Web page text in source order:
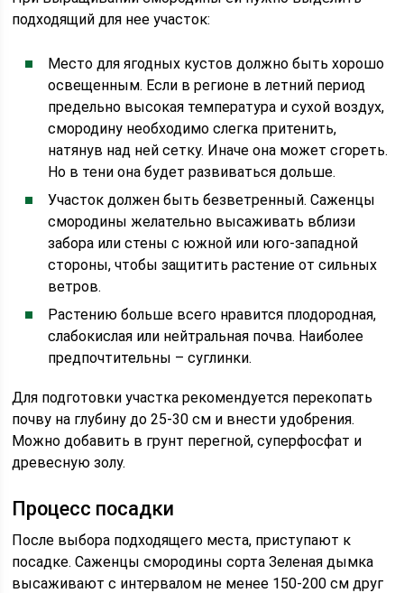
подходящий для нее участок:
Место для ягодных кустов должно быть хорошо
освещенным. Если в регионе в летний период
предельно высокая температура и сухой воздух,
смородину необходимо слегка притенить,
натянув над ней сетку. Иначе она может сгореть.
Но в тени она будет развиваться дольше.
Участок должен быть безветренный. Саженцы
смородины желательно высаживать вблизи
забора или стены с южной или юго-западной
стороны, чтобы защитить растение от сильных
ветров.
Растению больше всего нравится плодородная,
слабокислая или нейтральная почва. Наиболее
предпочтительны – суглинки.
Для подготовки участка рекомендуется перекопать
почву на глубину до 25-30 см и внести удобрения.
Можно добавить в грунт перегной, суперфосфат и
древесную золу.
Процесс посадки
После выбора подходящего места, приступают к
посадке. Саженцы смородины сорта Зеленая дымка
высаживают с интервалом не менее 150-200 см друг